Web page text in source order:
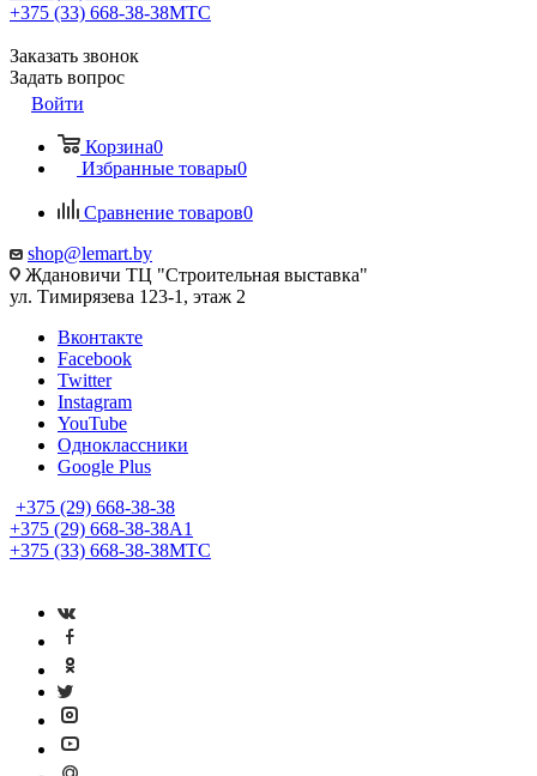
+375 (33) 668-38-38МТС
Заказать звонок
Задать вопрос
Войти
Корзина0
Избранные товары0
Сравнение товаров0
shop@lemart.by
Ждановичи ТЦ "Строительная выставка"
ул. Тимирязева 123-1, этаж 2
Вконтакте
Facebook
Twitter
Instagram
YouTube
Одноклассники
Google Plus
+375 (29) 668-38-38
+375 (29) 668-38-38A1
+375 (33) 668-38-38МТС